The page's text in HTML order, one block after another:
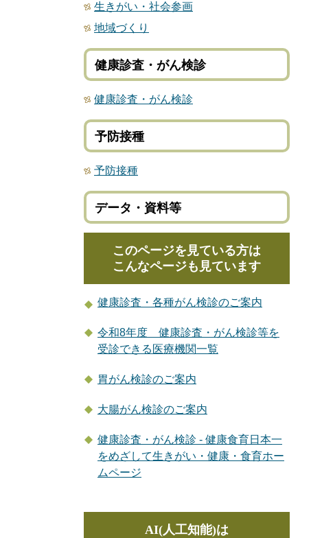
生きがい・社会参画
地域づくり
健康診査・がん検診
健康診査・がん検診
予防接種
予防接種
データ・資料等
このページを見ている方は
こんなページも見ています
健康診査・各種がん検診のご案内
令和8年度 健康診査・がん検診等を
受診できる医療機関一覧
胃がん検診のご案内
大腸がん検診のご案内
健康診査・がん検診 - 健康食育日本一
をめざして生きがい・健康・食育ホー
ムページ
AI(人工知能)は